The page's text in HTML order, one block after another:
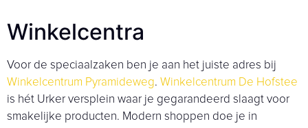
Winkelcentra
Voor de speciaalzaken ben je aan het juiste adres bij
Winkelcentrum Pyramideweg. Winkelcentrum De Hofstee
is hét Urker versplein waar je gegarandeerd slaagt voor
smakelijke producten. Modern shoppen doe je in